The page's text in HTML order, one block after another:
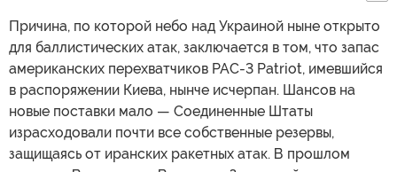
Причина, по которой небо над Украиной ныне открыто
для баллистических атак, заключается в том, что запас
американских перехватчиков PAC-3 Patriot, имевшийся
в распоряжении Киева, нынче исчерпан. Шансов на
новые поставки мало — Соединенные Штаты
израсходовали почти все собственные резервы,
защищаясь от иранских ракетных атак. В прошлом